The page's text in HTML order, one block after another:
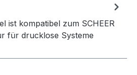
ist kompatibel zum SCHEER
für drucklose Systeme